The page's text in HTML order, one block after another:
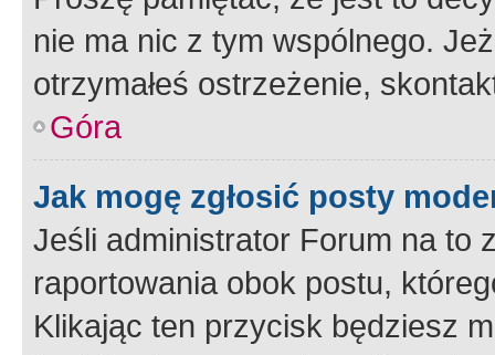
nie ma nic z tym wspólnego.
otrzymałeś ostrzeżenie,
Góra
Jak mogę zgłosić posty
Jeśli administrator Forum na to
raportowania obok postu,
Klikając ten przycisk będziesz